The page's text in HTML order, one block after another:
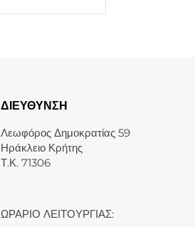
ΔΙΕΥΘΥΝΣΗ
Λεωφόρος Δημοκρατίας 59
Ηράκλειο Κρήτης
Τ.Κ. 71306
ΩΡΑΡΙΟ ΛΕΙΤΟΥΡΓΙΑΣ: